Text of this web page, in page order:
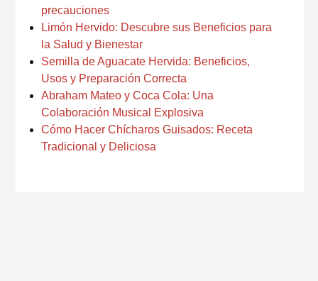
precauciones
Limón Hervido: Descubre sus Beneficios para
la Salud y Bienestar
Semilla de Aguacate Hervida: Beneficios,
Usos y Preparación Correcta
Abraham Mateo y Coca Cola: Una
Colaboración Musical Explosiva
Cómo Hacer Chícharos Guisados: Receta
Tradicional y Deliciosa